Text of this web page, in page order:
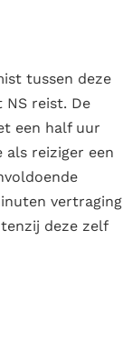
tussen deze
NS reist. De
een half uur
als reiziger een
vertraging
deze zelf